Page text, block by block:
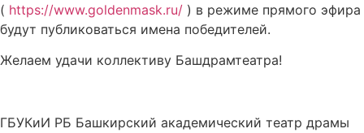
( https://www.goldenmask.ru/ ) в режиме прямого эфира
будут публиковаться имена победителей.
Желаем удачи коллективу Башдрамтеатра!
ГБУКиИ РБ Башкирский академический театр драмы